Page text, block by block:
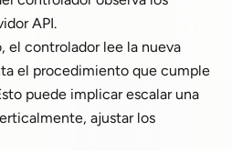
API.
el controlador lee la nueva
el procedimiento que cumple
puede implicar escalar una
ajustar los